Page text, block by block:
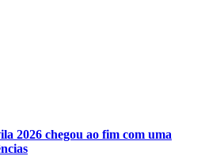
2026 chegou ao fim com uma